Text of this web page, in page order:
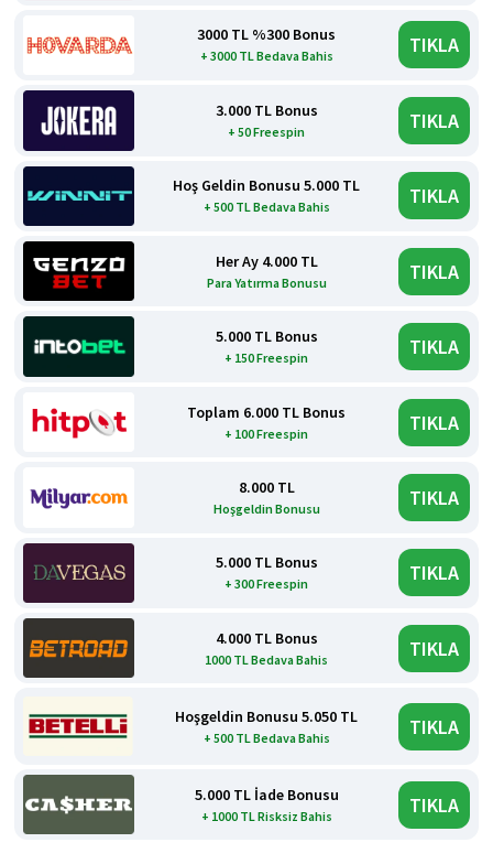
3000 TL %300 Bonus
+ 3000 TL Bedava Bahis TIKLA
3.000 TL Bonus
+ 50 Freespin TIKLA
Hoş Geldin Bonusu 5.000 TL
+ 500 TL Bedava Bahis TIKLA
Her Ay 4.000 TL
Para Yatırma Bonusu TIKLA
5.000 TL Bonus
+ 150 Freespin TIKLA
Toplam 6.000 TL Bonus
+ 100 Freespin TIKLA
8.000 TL
Hoşgeldin Bonusu TIKLA
5.000 TL Bonus
+ 300 Freespin TIKLA
4.000 TL Bonus
1000 TL Bedava Bahis TIKLA
Hoşgeldin Bonusu 5.050 TL
+ 500 TL Bedava Bahis TIKLA
5.000 TL İade Bonusu
+ 1000 TL Risksiz Bahis TIKLA